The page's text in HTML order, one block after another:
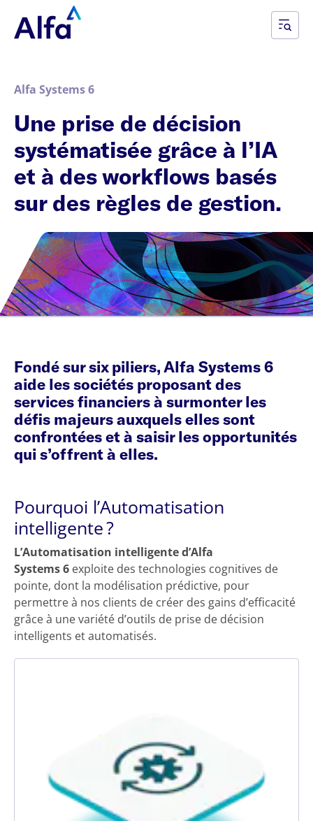
Alfa Systems 6
Une prise de décision
systématisée grâce à l’IA
et à des workflows basés
sur des règles de gestion.
Fondé sur six piliers, Alfa Systems 6
aide les sociétés proposant des
services financiers à surmonter les
défis majeurs auxquels elles sont
confrontées et à saisir les opportunités
qui s’offrent à elles.
Pourquoi l’Automatisation
intelligente ?
L’Automatisation intelligente d’Alfa
Systems 6 exploite des technologies cognitives de
pointe, dont la modélisation prédictive, pour
permettre à nos clients de créer des gains d’efficacité
grâce à une variété d’outils de prise de décision
intelligents et automatisés.